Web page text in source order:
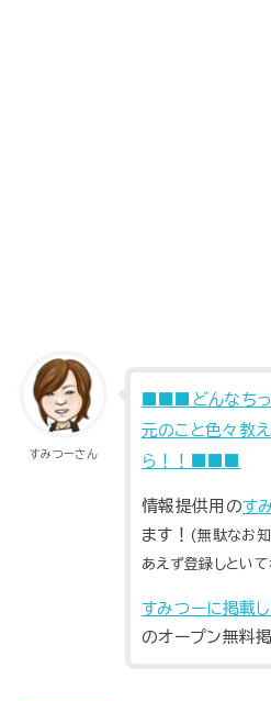
すみつーさん
■■■どんなちっ
元のこと色々教
ら！！■■■
情報提供用のす
ます！ (無駄なお知
あえず登録しといて
すみつーに掲載
のオープン無料